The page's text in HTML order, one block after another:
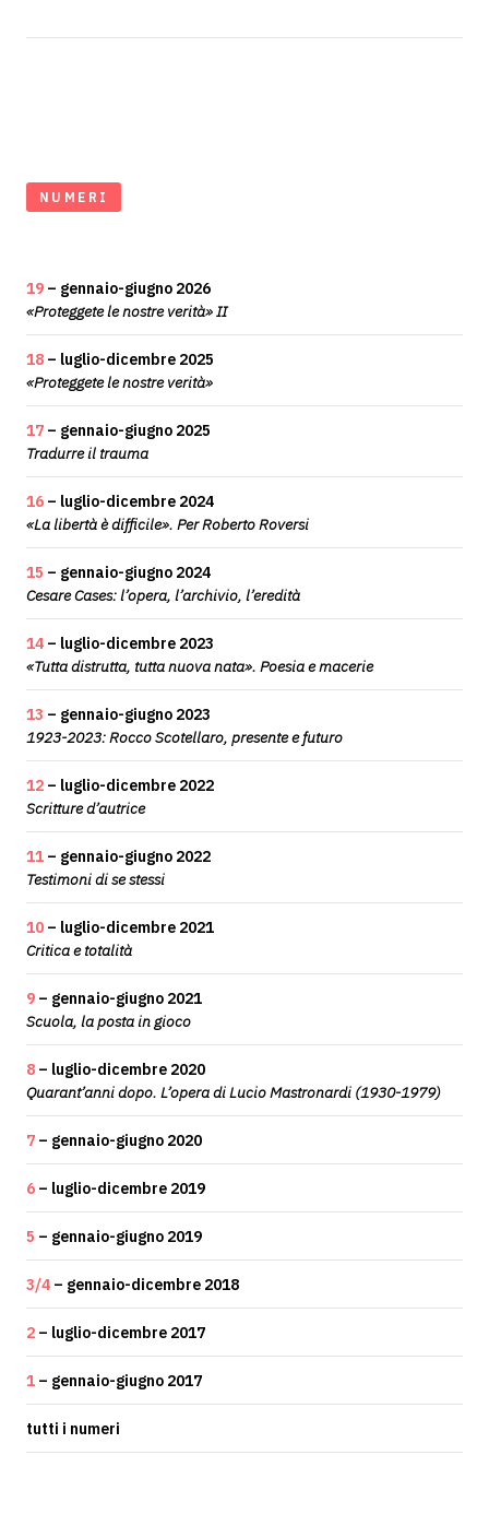
NUMERI
19 – gennaio-giugno 2026
«Proteggete le nostre verità» II
18 – luglio-dicembre 2025
«Proteggete le nostre verità»
17 – gennaio-giugno 2025
Tradurre il trauma
16 – luglio-dicembre 2024
«La libertà è difficile». Per Roberto Roversi
15 – gennaio-giugno 2024
Cesare Cases: l’opera, l’archivio, l’eredità
14 – luglio-dicembre 2023
«Tutta distrutta, tutta nuova nata». Poesia e macerie
13 – gennaio-giugno 2023
1923-2023: Rocco Scotellaro, presente e futuro
12 – luglio-dicembre 2022
Scritture d’autrice
11 – gennaio-giugno 2022
Testimoni di se stessi
10 – luglio-dicembre 2021
Critica e totalità
9 – gennaio-giugno 2021
Scuola, la posta in gioco
8 – luglio-dicembre 2020
Quarant’anni dopo. L’opera di Lucio Mastronardi (1930-1979)
7 – gennaio-giugno 2020
6 – luglio-dicembre 2019
5 – gennaio-giugno 2019
3/4 – gennaio-dicembre 2018
2 – luglio-dicembre 2017
1 – gennaio-giugno 2017
tutti i numeri